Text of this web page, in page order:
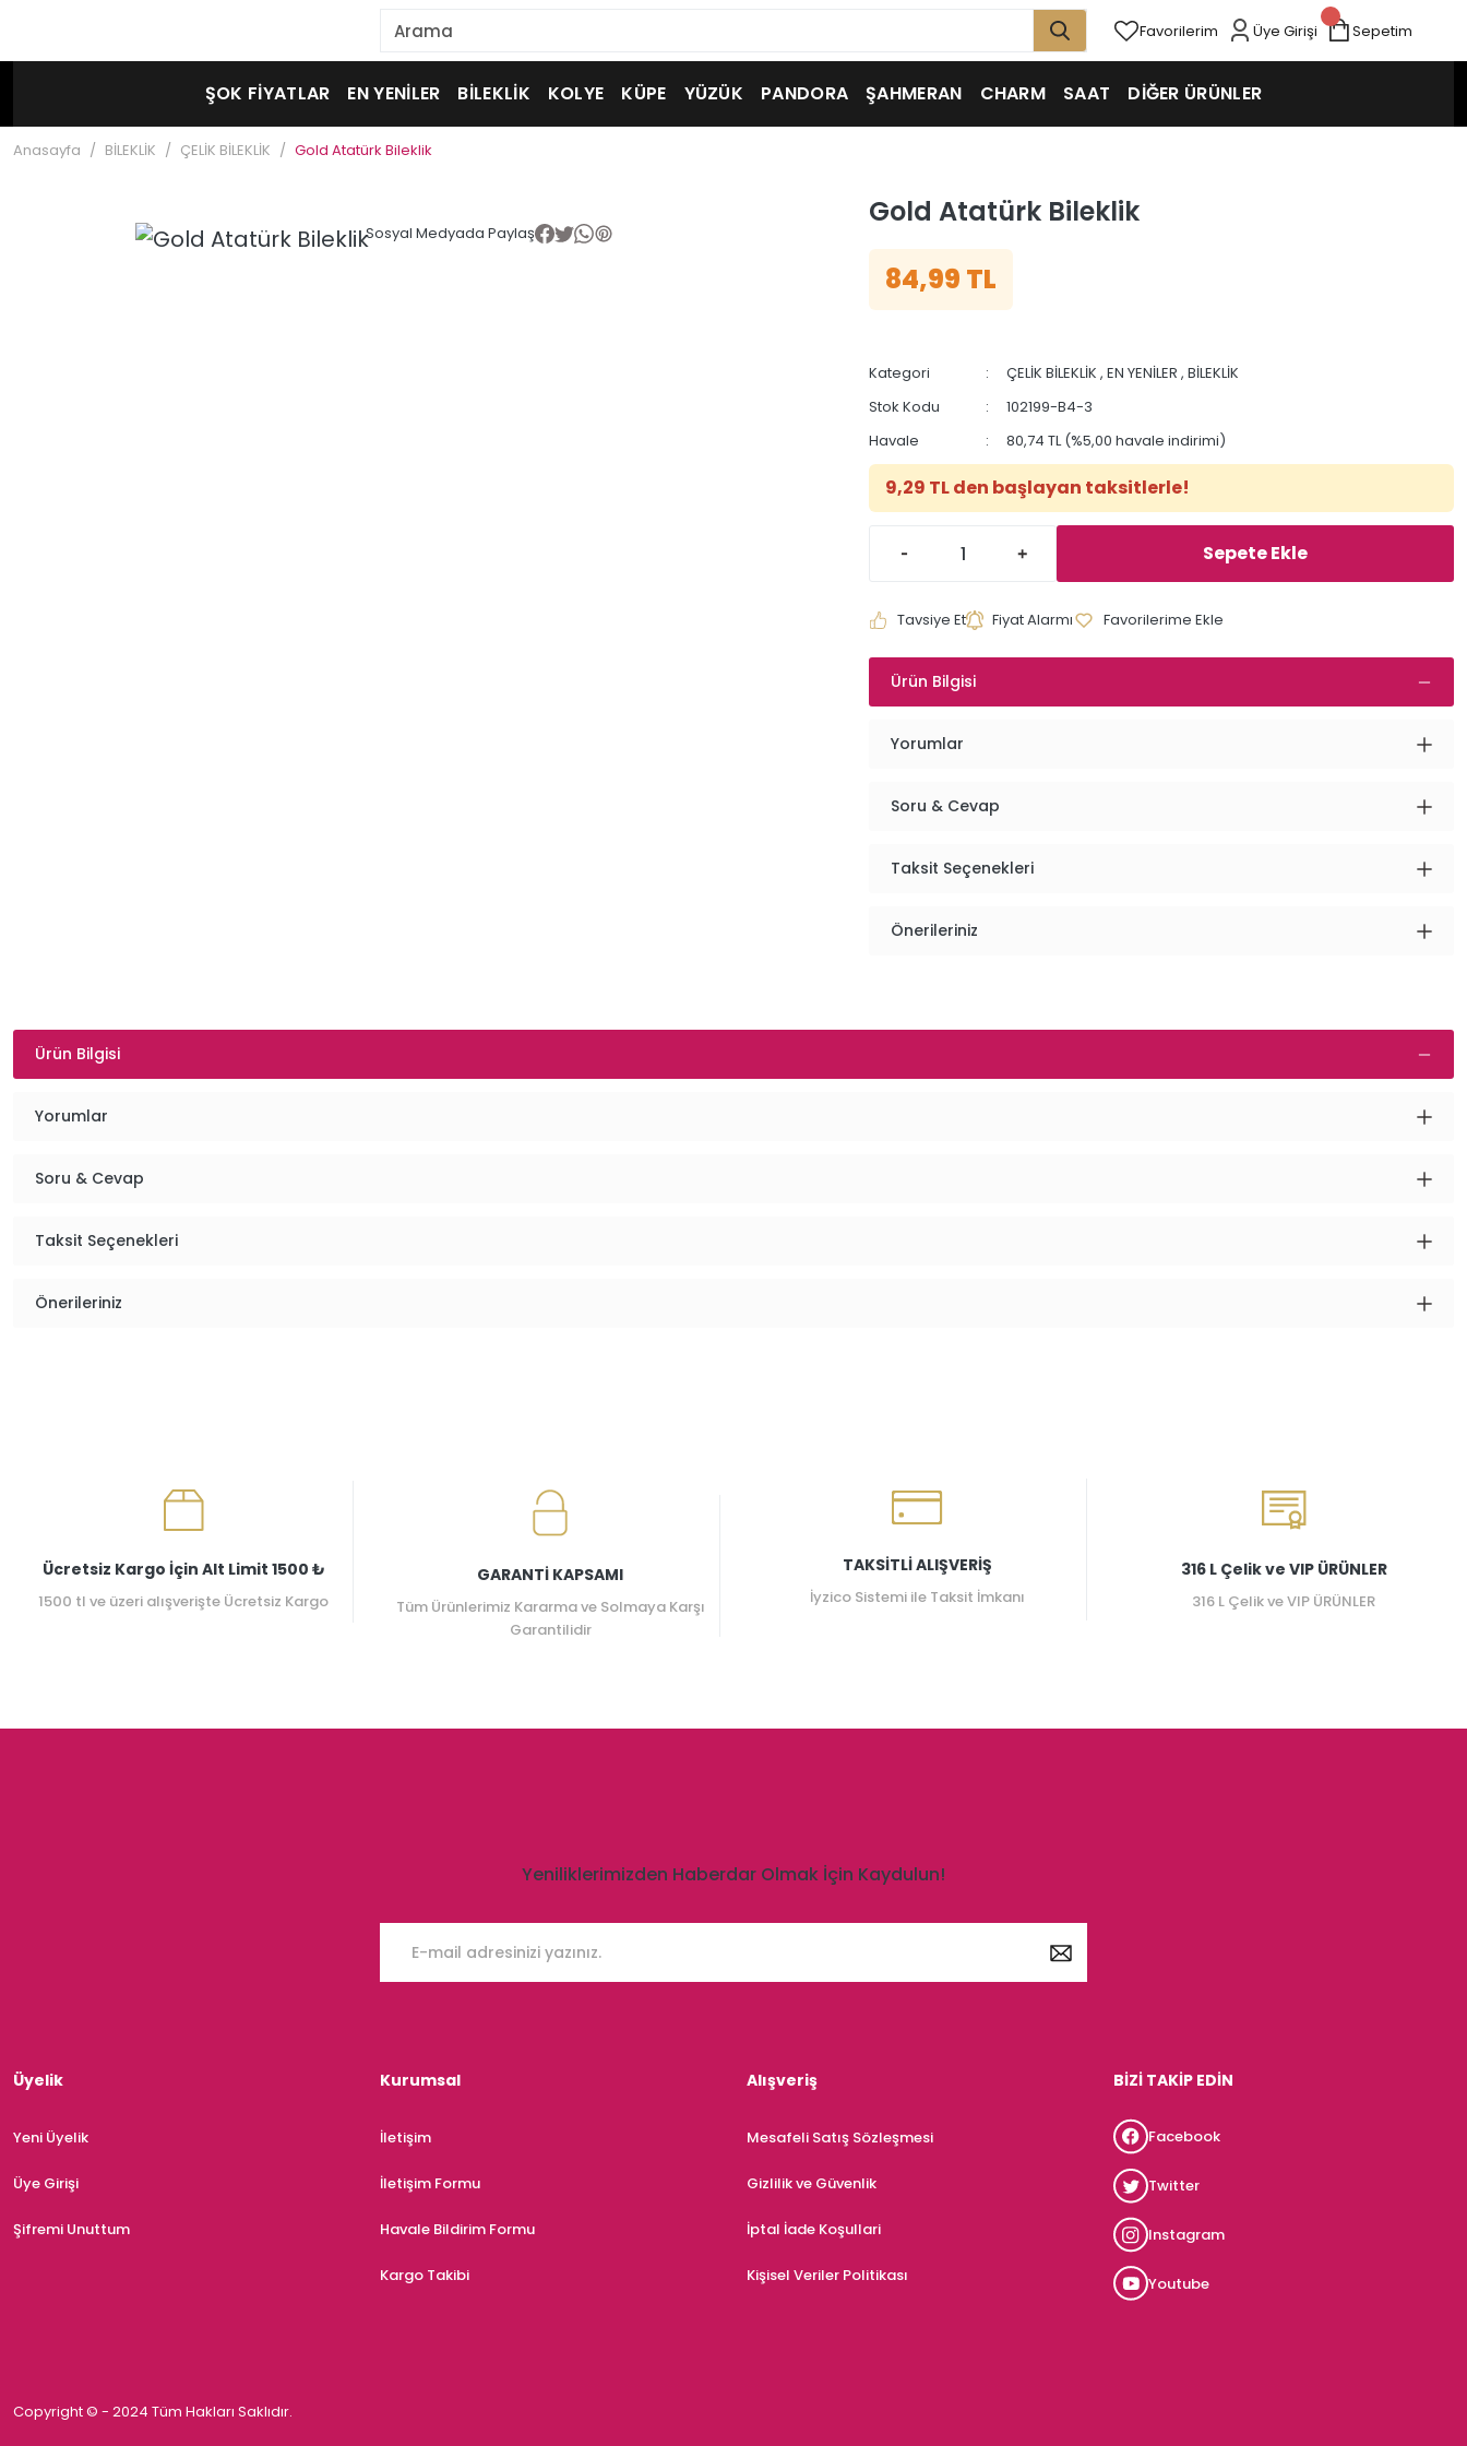
Favorilerim Üye Girişi Sepetim
ŞOK FİYATLAR EN YENİLER BİLEKLİK KOLYE KÜPE YÜZÜK PANDORA ŞAHMERAN CHARM SAAT DİĞER ÜRÜNLER
Anasayfa BİLEKLİK ÇELİK BİLEKLİK Gold Atatürk Bileklik
Sosyal Medyada Paylaş
Gold Atatürk Bileklik
84,99 TL
Kategori ÇELİK BİLEKLİK ,EN YENİLER ,BİLEKLİK
Stok Kodu
102199-B4-3
Havale
80,74 TL (%5,00 havale indirimi)
9,29 TL den başlayan taksitlerle!
Sepete Ekle
Tavsiye Et Fiyat Alarmı
Ürün Bilgisi
Yorumlar
Soru & Cevap
Taksit Seçenekleri
Önerileriniz
Ürün Bilgisi
Yorumlar
Soru & Cevap
Taksit Seçenekleri
Önerileriniz
Ücretsiz Kargo İçin Alt Limit 1500 ₺
1500 tl ve üzeri alışverişte Ücretsiz Kargo
GARANTİ KAPSAMI
Tüm Ürünlerimiz Kararma ve Solmaya Karşı
Garantilidir
TAKSİTLİ ALIŞVERİŞ
İyzico Sistemi ile Taksit İmkanı
316 L Çelik ve VIP ÜRÜNLER
316 L Çelik ve VIP ÜRÜNLER
Yeniliklerimizden Haberdar Olmak İçin Kaydulun!
Üyelik
Yeni Üyelik
Üye Girişi
Şifremi Unuttum
Kurumsal
İletişim
İletişim Formu
Havale Bildirim Formu
Kargo Takibi
Alışveriş
Mesafeli Satış Sözleşmesi
Gizlilik ve Güvenlik
İptal İade Koşullari
Kişisel Veriler Politikası
BİZİ TAKİP EDİN
Facebook
Twitter
Instagram
Youtube
Copyright © - 2024 Tüm Hakları Saklıdır.